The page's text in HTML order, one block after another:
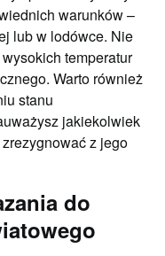
warunków –
lub w lodówce. Nie
temperatur
Warto również
stanu
jakiekolwiek
z jego
do